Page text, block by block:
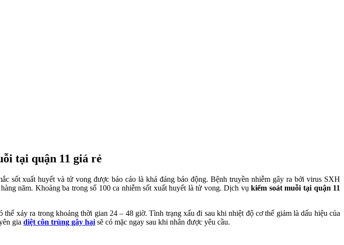
tại quận 11 giá rẻ
sốt xuất huyết và tử vong được báo cáo là khá đáng báo động. Bệnh truyền nhiễm gây ra bởi virus SXH
năm. Khoảng ba trong số 100 ca nhiễm sốt xuất huyết là tử vong. Dịch vụkiểm soát muỗi tại quận 11
xảy ra trong khoảng thời gian 24 – 48 giờ. Tình trạng xấu đi sau khi nhiệt độ cơ thể giảm là dấu hiệu của
gia diệt côn trùng gây hại sẽ có mặc ngay sau khi nhân được yêu cầu.